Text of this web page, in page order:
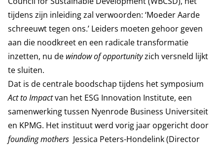
tijdens zijn inleiding zal verwoorden: ‘Moeder Aarde
schreeuwt tegen ons.’ Leiders moeten gehoor geven
aan die noodkreet en een radicale transformatie
inzetten, nu de window of opportunityzich versneld lijkt
te sluiten.
Dat is de centrale boodschap tijdens het symposium
Act to Impactvan het ESG Innovation Institute, een
samenwerking tussen Nyenrode Business Universiteit
en KPMG. Het instituut werd vorig jaar opgericht door
founding mothers Jessica Peters-Hondelink(Director